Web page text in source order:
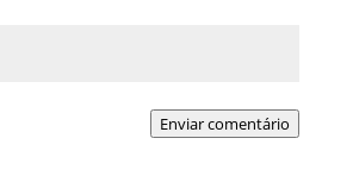
Enviar comentário